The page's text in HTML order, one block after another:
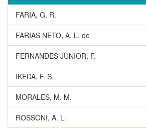
FARIA, G. R.
FARIAS NETO, A. L. de
FERNANDES JUNIOR, F.
IKEDA, F. S.
MORALES, M. M.
ROSSONI, A. L.